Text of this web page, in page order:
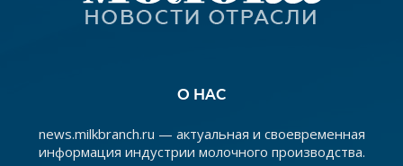
О НАС
news.milkbranch.ru — актуальная и своевременная
информация индустрии молочного производства.